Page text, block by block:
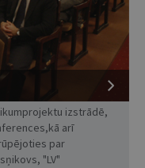
izstrādē,
arī
par
"LV"